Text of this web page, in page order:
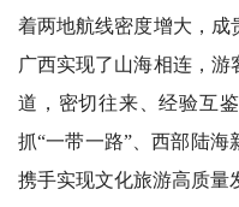
着两地航线密度增大，成
广西实现了山海相连，
道，密切往来、经验互
抓“一带一路”、西部陆海
携手实现文化旅游高质量